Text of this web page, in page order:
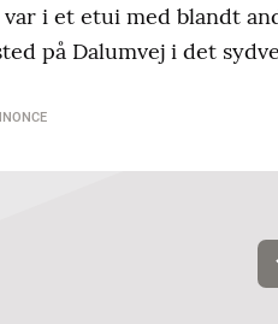
i et etui med blandt
på Dalumvej i det